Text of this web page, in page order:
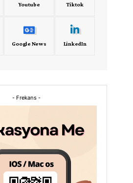
Youtube Tiktok
Google News LinkedIn
- Frekans -